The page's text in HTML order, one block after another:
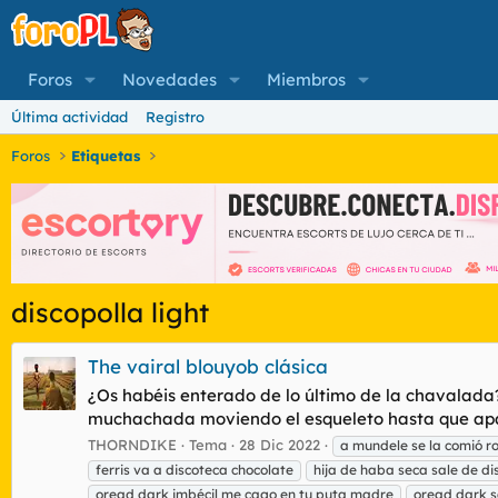
Foros Novedades Miembros
Última actividad Registro
Foros Etiquetas
discopolla light
The vairal blouyob clásica
¿Os habéis enterado de lo último de la
muchachada moviendo el esqueleto hasta que
THORNDIKE Tema 28 Dic 2022 a mundele se la comió
ferris va a discoteca chocolate
hija de haba seca sale de
oread dark imbécil me cago en tu puta madre
oread dark